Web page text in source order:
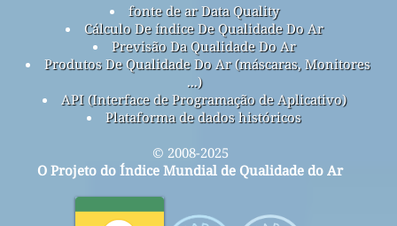
fonte de ar Data Quality
Cálculo De índice De Qualidade Do Ar
Previsão Da Qualidade Do Ar
Produtos De Qualidade Do Ar (máscaras, Monitores
...)
API (Interface de Programação de Aplicativo)
Plataforma de dados históricos
© 2008-2025
O Projeto do Índice Mundial de Qualidade do Ar